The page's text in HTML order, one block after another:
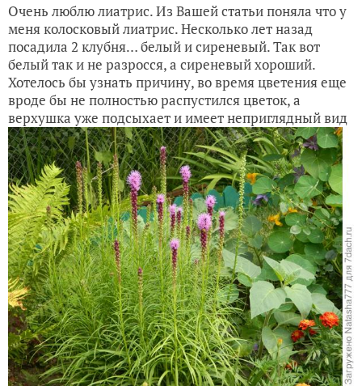
Очень люблю лиатрис. Из Вашей статьи поняла что у
меня колосковый лиатрис. Несколько лет назад
посадила 2 клубня… белый и сиреневый. Так вот
белый так и не разросся, а сиреневый хороший.
Хотелось бы узнать причину, во время цветения еще
вроде бы не полностью распустился цветок, а
верхушка уже подсыхает и имеет неприглядный вид